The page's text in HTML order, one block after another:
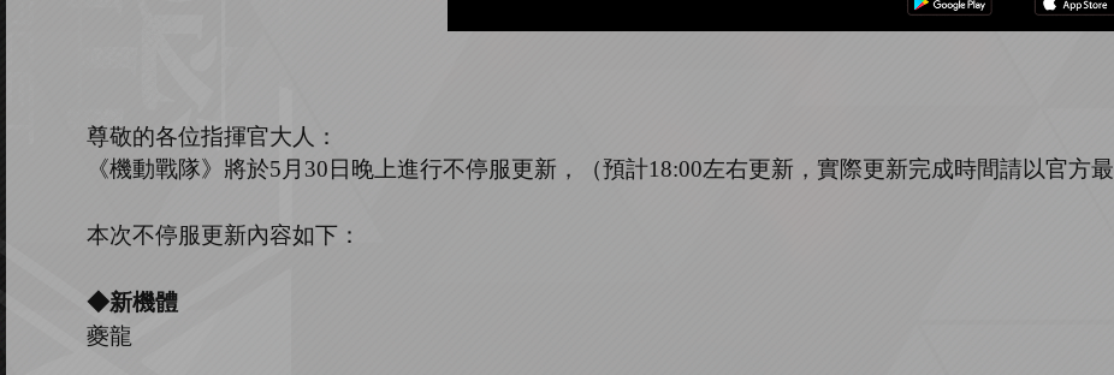
尊敬的各位指揮官大人：
《機動戰隊》將於5月 30 日晚上進行不停服更新，（預計18:00左右更新，實際更新完成時間請以官方最
本次不停服更新內容如下：
◆新機體
夔龍